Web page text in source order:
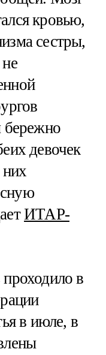
кровью,
сестры,
бережно
девочек
них
ИТАР-
проходило в
в июле, в